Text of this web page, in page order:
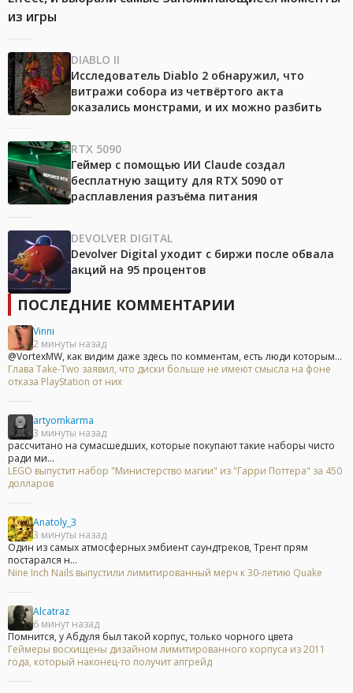
из игры
DIABLO II
Исследователь Diablo 2 обнаружил, что
витражи собора из четвёртого акта
оказались монстрами, и их можно разбить
RTX 5090
Геймер с помощью ИИ Claude создал
бесплатную защиту для RTX 5090 от
расплавления разъёма питания
DEVOLVER DIGITAL
Devolver Digital уходит с биржи после обвала
акций на 95 процентов
ПОСЛЕДНИЕ КОММЕНТАРИИ
Vinni
2 минуты назад
@VortexMW, как видим даже здесь по комментам, есть люди которым...
Глава Take-Two заявил, что диски больше не имеют смысла на фоне
отказа PlayStation от них
artyomkarma
3 минуты назад
рассчитано на сумасшедших, которые покупают такие наборы чисто
ради ми...
LEGO выпустит набор "Министерство магии" из "Гарри Поттера" за 450
долларов
Anatoly_3
3 минуты назад
Один из самых атмосферных эмбиент саундтреков, Трент прям
постарался н...
Nine Inch Nails выпустили лимитированный мерч к 30-летию Quake
Alcatraz
6 минут назад
Помнится, у Абдуля был такой корпус, только чорного цвета
Геймеры восхищены дизайном лимитированного корпуса из 2011
года, который наконец-то получит апгрейд